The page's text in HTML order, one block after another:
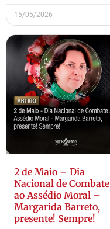
15/05/2026
2 de Maio – Dia
Nacional de Combate
ao Assédio Moral –
Margarida Barreto,
presente! Sempre!